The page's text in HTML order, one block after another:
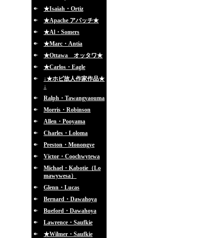
★Isaiah・Ortiz
★Apache アパッチ★
★Al・Somers
★Marc・Antia
★Ottawa オッタワ★
★Carlos・Eagle
↓★ホピ故人作家作品★
↓
Ralph・Tawangyaouma
Morris・Robinson
Allen・Pooyama
Charles・Loloma
Preston・Monongye
Victor・Coochwytewa
Michael・Kabotie（Lo
mawywesa）
Glenn・Lucas
Bernard・Dawahoya
Bueford・Dawahoya
Lawrence・Saufkie
★Wilmer・Saufkie